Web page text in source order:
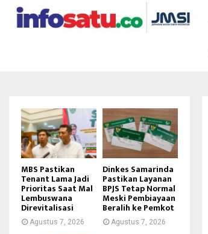
MBS Pastikan
Tenant Lama Jadi
Prioritas Saat Mal
Lembuswana
Direvitalisasi
Agustus 7, 2026
Dinkes Samarinda
Pastikan Layanan
BPJS Tetap Normal
Meski Pembiayaan
Beralih ke Pemkot
Agustus 7, 2026